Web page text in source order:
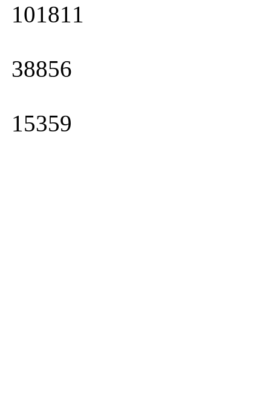
101811
38856
15359